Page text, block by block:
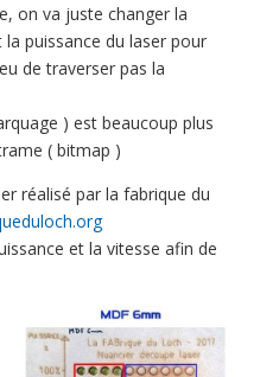
on va juste changer la
puissance du laser pour
de traverser pas la
) est beaucoup plus
( bitmap )
réalisé par la fabrique du
et la vitesse afin de